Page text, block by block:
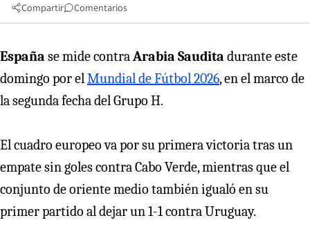
Compartir Comentarios
España se mide contraArabia Saudita durante este
domingo por elMundial de Fútbol 2026, en el marco de
la segunda fecha del Grupo H.
El cuadro europeo va por su primera victoria tras un
empate sin goles contra Cabo Verde, mientras que el
conjunto de oriente medio también igualó en su
primer partido al dejar un 1-1 contra Uruguay.